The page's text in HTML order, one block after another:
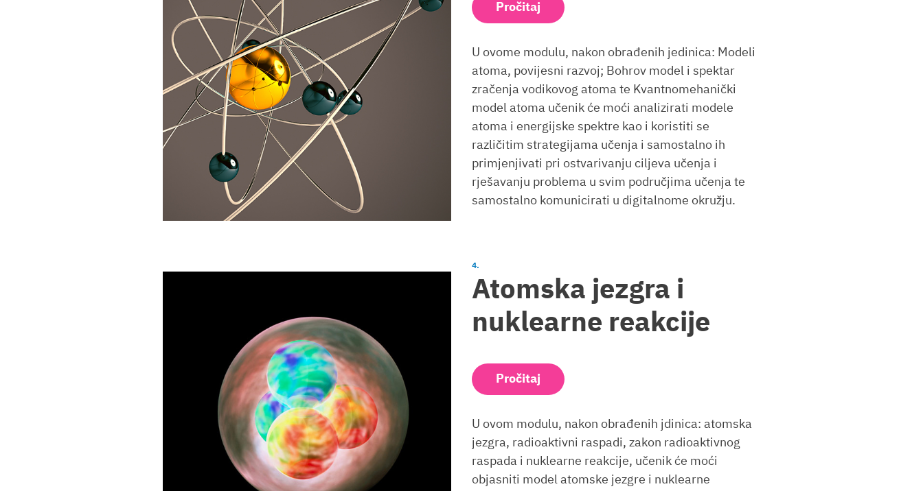
Pročitaj
U ovome modulu, nakon obrađenih jedinica: Modeli
atoma, povijesni razvoj; Bohrov model i spektar
zračenja vodikovog atoma te Kvantnomehanički
model atoma učenik će moći analizirati modele
atoma i energijske spektre kao i koristiti se
različitim strategijama učenja i samostalno ih
primjenjivati pri ostvarivanju ciljeva učenja i
rješavanju problema u svim područjima učenja te
samostalno komunicirati u digitalnome okružju.
Atomska jezgra i
nuklearne reakcije
Pročitaj
U ovom modulu, nakon obrađenih jdinica: atomska
jezgra, radioaktivni raspadi, zakon radioaktivnog
raspada i nuklearne reakcije, učenik će moći
objasniti model atomske jezgre i nuklearne